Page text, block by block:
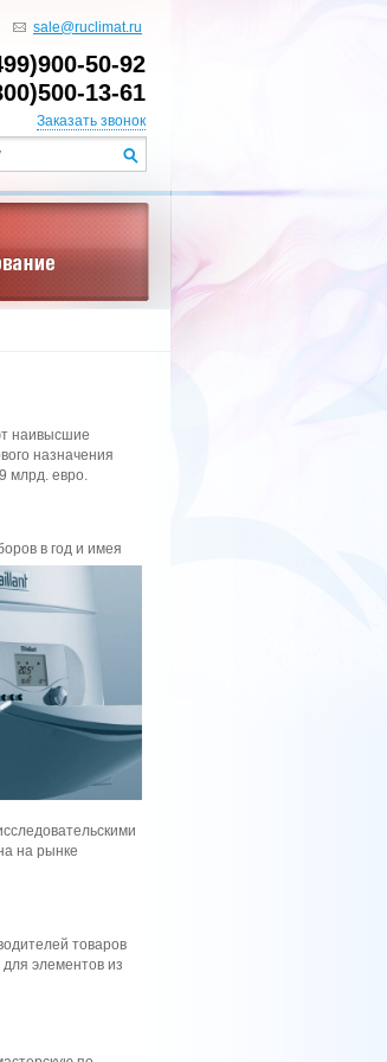
sale@ruclimat.ru
50-92
13-61
Заказать звонок
наивысшие
назначения
млрд. евро.
в год и имея
на рынке
товаров
элементов из